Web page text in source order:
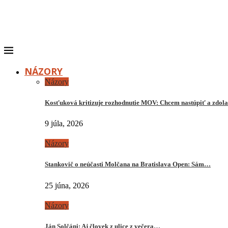
NÁZORY
Názory
Kosťuková kritizuje rozhodnutie MOV: Chcem nastúpiť a
9 júla, 2026
Názory
Stankovič o neúčasti Molčana na Bratislava Open: Sám…
25 júna, 2026
Názory
Ján Solčáni: Aj človek z ulice z večera…